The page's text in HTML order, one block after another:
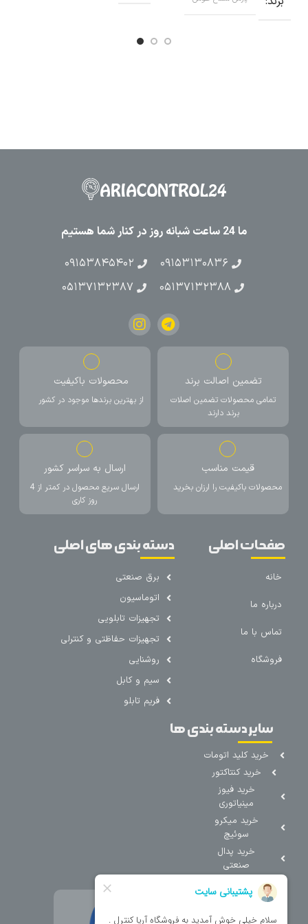
ما 24 ساعت شبانه روز در کنار شما هستیم
۰۹۱۵۳۱۳۰۸۳۶
۰۹۱۵۳۸۴۵۴۰۲
۰۵۱۳۷۱۳۲۳۸۸
۰۵۱۳۷۱۳۲۳۸۷
تضمین اصالت برند
تمامی محصولات تضمین اصلات
برند دارند
محصولات باکیفیت
از بهترین برندها موجود در کشور
قیمت مناسب
محصولات باکیفیت را ارزان بخرید
ارسال به سراسر کشور
ارسال سریع محصول در کمتر از 4
روز کاری
صفحات اصلی
خانه
درباره ما
تماس با ما
فروشگاه
دسته بندی های اصلی
برق صنعتی
اتوماسیون
تجهیزات تابلویی
تجهیزات حفاظتی و کنترلی
روشنایی
سیم و کابل
فریم تابلو
سایر دسته بندی ها
خرید کلید اتومات
خرید کنتاکتور
خرید فیوز
مینیاتوری
خرید میکرو
سوئیچ
خرید پدال
صنعتی